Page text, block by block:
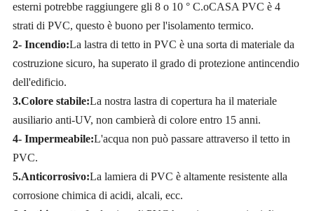
esterni potrebbe raggiungere gli 8 o 10 ° C.oCASA PVC è 4
strati di PVC, questo è buono per l'isolamento termico.
2- Incendio:La lastra di tetto in PVC è una sorta di materiale da
costruzione sicuro, ha superato il grado di protezione antincendio
dell'edificio.
3.Colore stabile:La nostra lastra di copertura ha il materiale
ausiliario anti-UV, non cambierà di colore entro 15 anni.
4- Impermeabile:L'acqua non può passare attraverso il tetto in
PVC.
5.Anticorrosivo:La lamiera di PVC è altamente resistente alla
corrosione chimica di acidi, alcali, ecc.